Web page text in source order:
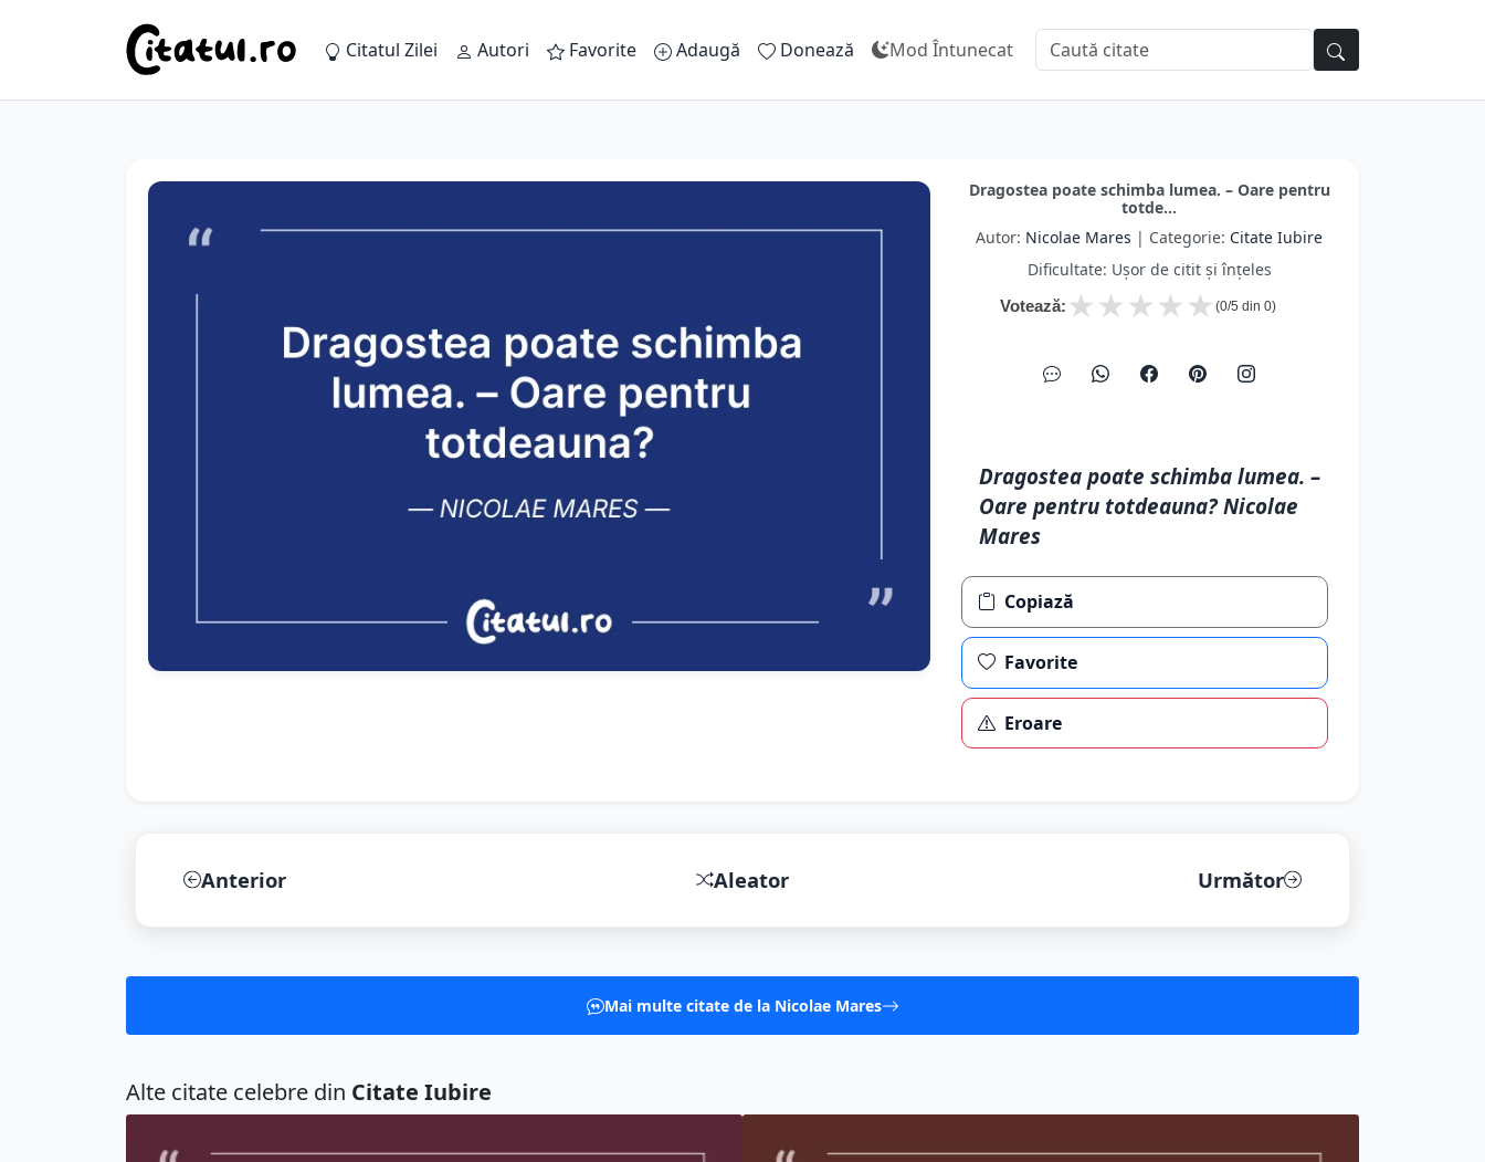
Citatul Zilei Autori Favorite Adaugă Donează Mod Întunecat
Dragostea poate schimba lumea. – Oare pentru
totde...
Autor: Nicolae Mares | Categorie: Citate Iubire
Dificultate: Ușor de citit și înțeles
Votează: ★
★
★
★
★ (0/5 din 0)
Dragostea poate schimba lumea. –
Oare pentru totdeauna? Nicolae
Mares
Copiază
Favorite
Eroare
Anterior Aleator Următor
Mai multe citate de la Nicolae Mares
Alte citate celebre din Citate Iubire